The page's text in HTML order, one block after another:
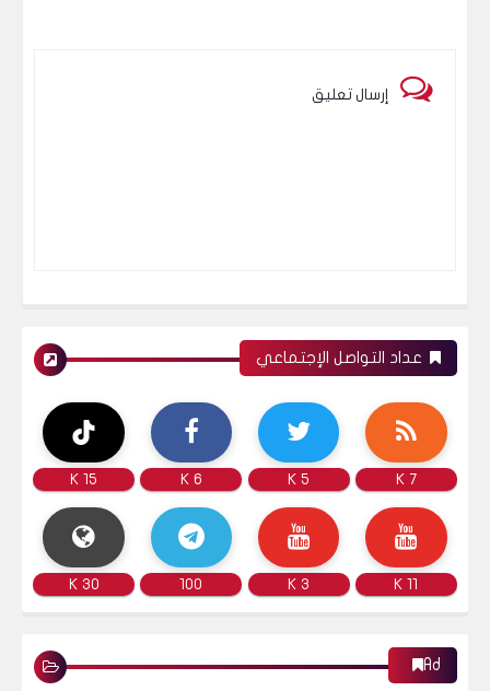
إرسال تعليق
عداد التواصل الإجتماعي
7 K
5 K
6 K
15 K
11 K
3 K
100
30 K
Ad